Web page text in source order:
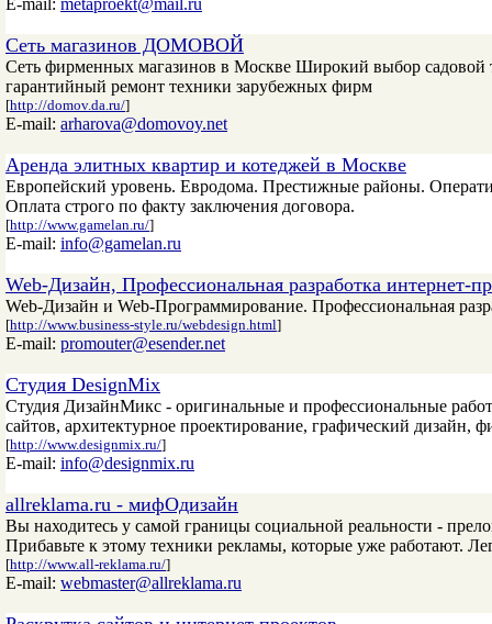
E-mail: metaproekt@mail.ru
Сеть магазинов ДОМОВОЙ
Сеть фирменных магазинов в Москве Широкий выбор
гарантийный ремонт техники зарубежных фирм
[http://domov.da.ru/]
E-mail: arharova@domovoy.net
Аренда элитных квартир и котеджей в Москве
Европейский уровень. Евродома. Престижные районы.
Оплата строго по факту заключения договора.
[http://www.gamelan.ru/]
E-mail: info@gamelan.ru
Web-Дизайн, Профессиональная разработка интернет-
Web-Дизайн и Web-Программирование. Профессиональная
[http://www.business-style.ru/webdesign.html]
E-mail: promouter@esender.net
Студия DesignMix
Студия ДизайнМикс - оригинальные и профессиональные
сайтов, архитектурное проектирование, графический дизайн,
[http://www.designmix.ru/]
E-mail: info@designmix.ru
allreklama.ru - мифОдизайн
Вы находитесь у самой границы социальной реальности -
Прибавьте к этому техники рекламы, которые уже работают.
[http://www.all-reklama.ru/]
E-mail: webmaster@allreklama.ru